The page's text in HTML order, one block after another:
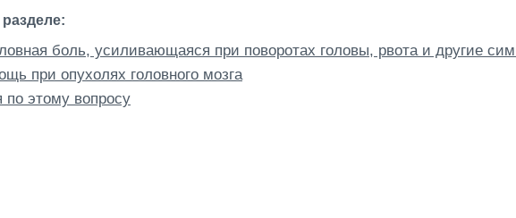
боль, усиливающаяся при поворотах головы, рвота и другие
при опухолях головного мозга
этому вопросу